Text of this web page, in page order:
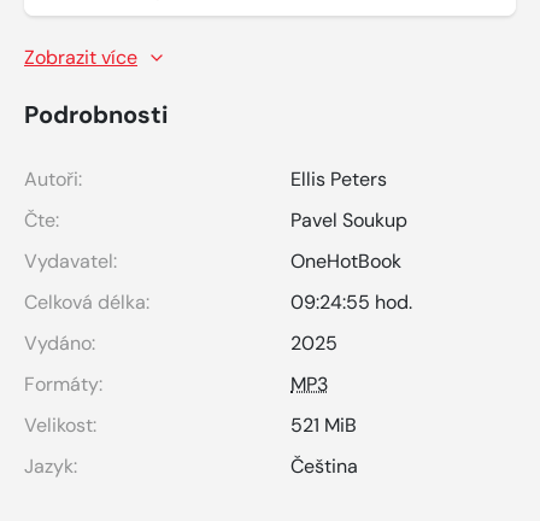
Zobrazit více
Podrobnosti
Autoři:
Ellis Peters
Čte:
Pavel Soukup
Vydavatel:
OneHotBook
Celková délka:
09:24:55 hod.
Vydáno:
2025
Formáty:
MP3
Velikost:
521 MiB
Jazyk:
Čeština